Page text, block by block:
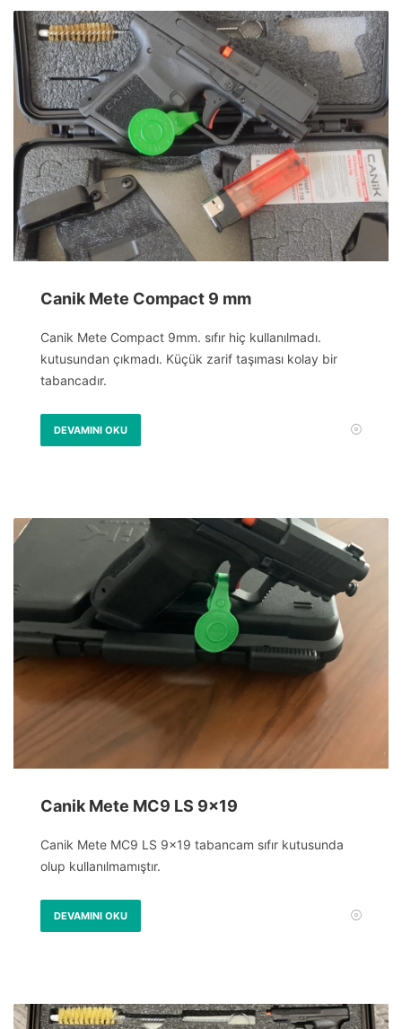
Canik Mete Compact 9 mm
Canik Mete Compact 9mm. sıfır hiç kullanılmadı.
kutusundan çıkmadı. Küçük zarif taşıması kolay bir
tabancadır.
DEVAMINI OKU
Canik Mete MC9 LS 9×19
Canik Mete MC9 LS 9×19 tabancam sıfır kutusunda
olup kullanılmamıştır.
DEVAMINI OKU